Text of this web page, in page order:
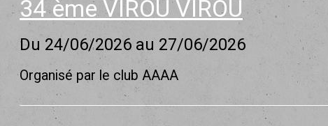
34 ème VIROU VIROU
Du 24/06/2026 au 27/06/2026
Organisé par le club AAAA